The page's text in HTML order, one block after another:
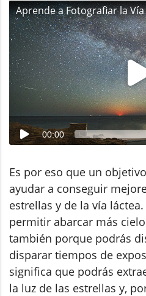
Aprende a Fotografiar la
00:00
Es por eso que un
ayudar a conseguir
estrellas y de la vía
permitir abarcar más
también porque podrás
disparar tiempos de
significa que podrás
la luz de las estrellas y,